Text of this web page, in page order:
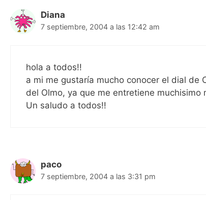
Diana
7 septiembre, 2004 a las 12:42 am
hola a todos!!
a mi me gustaría mucho conocer el dial de
del Olmo, ya que me entretiene muchisimo
Un saludo a todos!!
paco
7 septiembre, 2004 a las 3:31 pm